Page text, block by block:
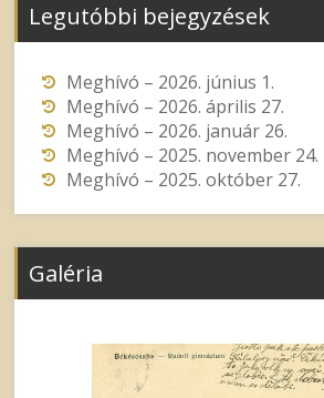
Legutóbbi bejegyzések
Meghívó – 2026. június 1.
Meghívó – 2026. április 27.
Meghívó – 2026. január 26.
Meghívó – 2025. november 24.
Meghívó – 2025. október 27.
Galéria